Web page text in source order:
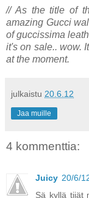
// As the title of
amazing Gucci
of guccissima
it's on sale.. wow.
at the moment.
julkaistu 20.6.12
Jaa muille
4 kommenttia:
Juicy 20/6/
Sä kyllä tiiät